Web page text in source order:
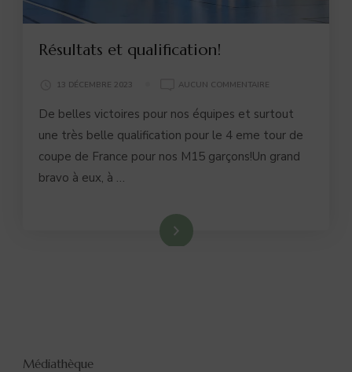
Résultats et qualification!
13 DÉCEMBRE 2023 AUCUN COMMENTAIRE
QUALIFICATION!
De belles victoires pour nos équipes et surtout
une très belle qualification pour le 4 eme tour de
coupe de France pour nos M15 garçons!Un grand
bravo à eux, à …
Lire la suite
Médiathèque